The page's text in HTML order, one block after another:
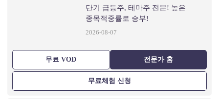
단기 급등주, 테마주 전문! 높은
종목적중률로 승부!
2026-08-07
무료 VOD 전문가 홈
무료체험 신청